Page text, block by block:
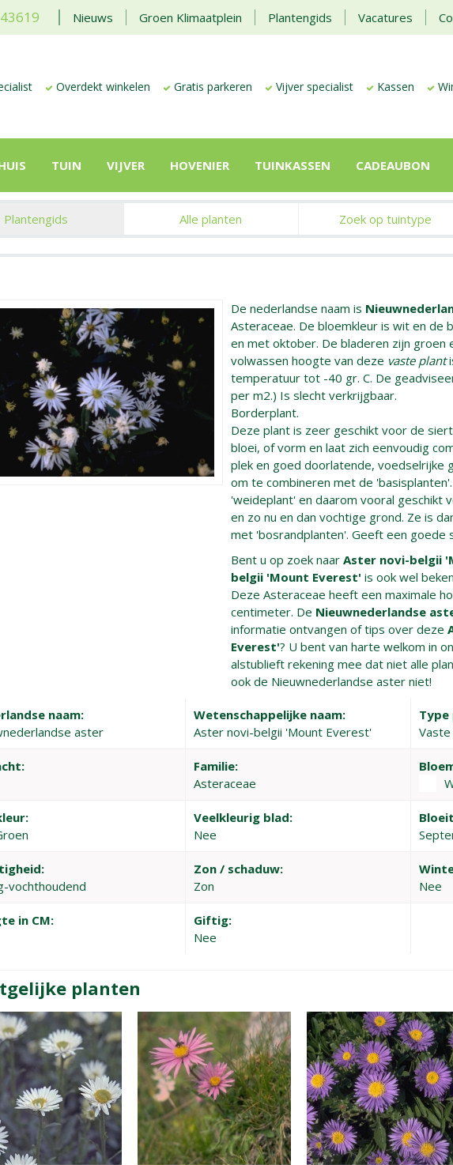
Nieuws Groen Klimaatplein Plantengids Vacatures
Overdekt winkelen Gratis parkeren Vijver specialist Kassen
TUIN VIJVER HOVENIER TUINKASSEN CADEAUBON
Plantengids Alle planten Zoek op tuintype
De nederlandse naam is
Asteraceae. De bloemkleur is wit en de
en met oktober. De bladeren zijn groen
volwassen hoogte van deze vaste plant
temperatuur tot -40 gr. C. De
per m2.) Is slecht verkrijgbaar.
Borderplant.
Deze plant is zeer geschikt voor de
bloei, of vorm en laat zich eenvoudig
plek en goed doorlatende, voedselrijke
om te combineren met de
'weideplant' en daarom vooral geschikt
en zo nu en dan vochtige grond. Ze is
met 'bosrandplanten'. Geeft een goede
Bent u op zoek naarAster novi-belgii
belgii 'Mount Everest' is ook wel
Deze Asteraceae heeft een maximale
centimeter. De Nieuwnederlandse
informatie ontvangen of tips over deze
Everest'? U bent van harte welkom in
alstublieft rekening mee dat niet alle
ook de Nieuwnederlandse aster niet!
naam:
aster
Wetenschappelijke naam:
Aster novi-belgii 'Mount Everest'
Familie:
Asteraceae
Veelkleurig blad:
Nee
vochthoudend
Zon / schaduw:
Zon
Nee
in CM:
Giftig:
Nee
planten